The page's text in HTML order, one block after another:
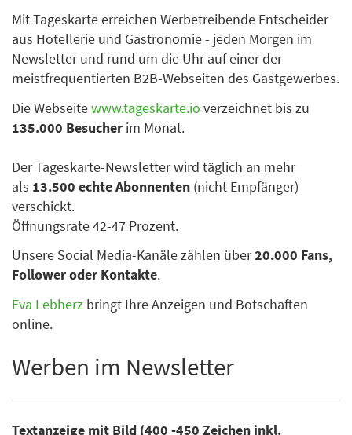
Mit Tageskarte erreichen Werbetreibende Entscheider
aus Hotellerie und Gastronomie - jeden Morgen im
Newsletter und rund um die Uhr auf einer der
meistfrequentierten B2B-Webseiten des Gastgewerbes.
Die Webseitewww.tageskarte.io verzeichnet bis zu
135.000 Besucher im Monat.
Der Tageskarte-Newsletter wird täglich an mehr
als 13.500 echte Abonnenten (nicht Empfänger)
verschickt.
Öffnungsrate 42-47 Prozent.
Unsere Social Media-Kanäle zählen über20.000 Fans,
Follower oder Kontakte.
Eva Lebherz bringt Ihre Anzeigen und Botschaften
online.
Werben im Newsletter
Textanzeige mit Bild (400 -450 Zeichen inkl.